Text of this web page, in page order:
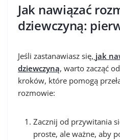
Jak nawiązać
dziewczyną:
Jeśli zastanawiasz się, jak
dziewczyną, warto zacząć
kroków, które pomogą
rozmowie:
Zacznij od przywitania
proste, ale ważne, aby